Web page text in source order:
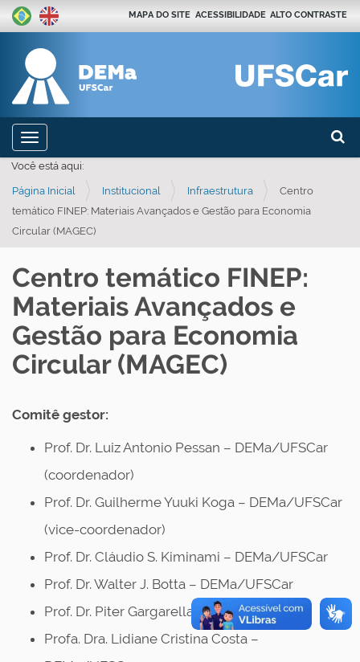
Busca
MAPA DO SITE ACESSIBILIDADE ALTO CONTRASTE
Toggle navigation
Você está aqui:
Página Inicial Institucional Infraestrutura
Centro
temático FINEP: Materiais Avançados e Gestão para Economia
Circular (MAGEC)
Centro temático FINEP:
Materiais Avançados e
Gestão para Economia
Circular (MAGEC)
Comitê gestor:
Prof. Dr. Luiz Antonio Pessan – DEMa/UFSCar
(coordenador)
Prof. Dr. Guilherme Yuuki Koga – DEMa/UFSCar
(vice-coordenador)
Prof. Dr. Cláudio S. Kiminami – DEMa/UFSCar
Prof. Dr. Walter J. Botta – DEMa/UFSCar
Prof. Dr. Piter Gargarella – DEMa/UFSCar
Profa. Dra. Lidiane Cristina Costa –